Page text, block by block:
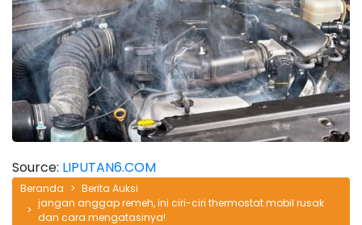
Beranda
Berita Auksi
jangan anggap remeh, ini ciri-ciri thermostat mobil rusak
dan cara mengatasinya!
Source: LIPUTAN6.COM